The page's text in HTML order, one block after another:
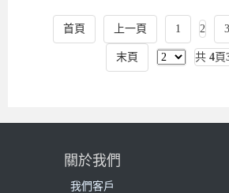
首頁 上一頁 1 2 3
末頁 共 4頁
關於我們
我們客戶